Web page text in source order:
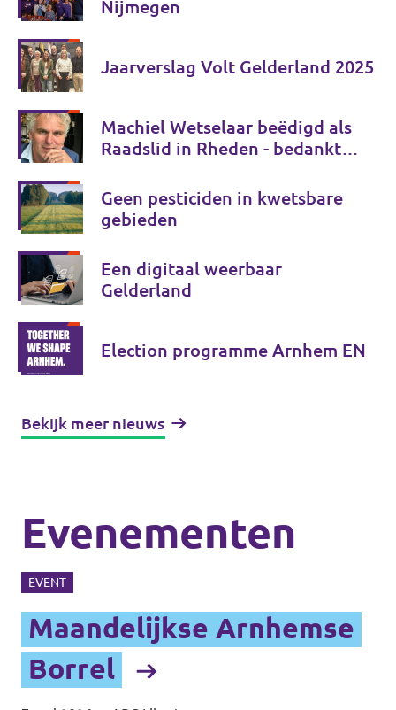
Nijmegen
Jaarverslag Volt Gelderland 2025
Machiel Wetselaar beëdigd als
Raadslid in Rheden - bedankt
Geen pesticiden in kwetsbare
gebieden
Een digitaal weerbaar
Gelderland
Election programme Arnhem EN
Bekijk meer nieuws
Evenementen
EVENT
Maandelijkse Arnhemse
Borrel